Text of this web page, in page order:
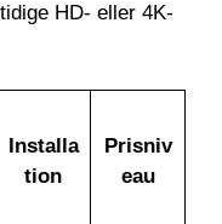
HD- eller 4K-
Installa
tion
Prisniv
eau